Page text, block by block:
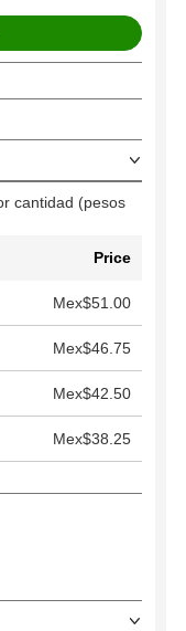
cantidad (pesos
Price
Mex$51.00
Mex$46.75
Mex$42.50
Mex$38.25